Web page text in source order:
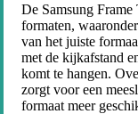
De Samsung
formaten,
van het juiste
met de kijkafstand
komt te hangen.
zorgt voor een
formaat meer